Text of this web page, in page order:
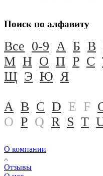
Поиск по алфавиту
Все 0-9 А Б В
М Н О П Р С
Щ Э Ю Я
A B C D E F
O P Q R S T
О компании
Отзывы